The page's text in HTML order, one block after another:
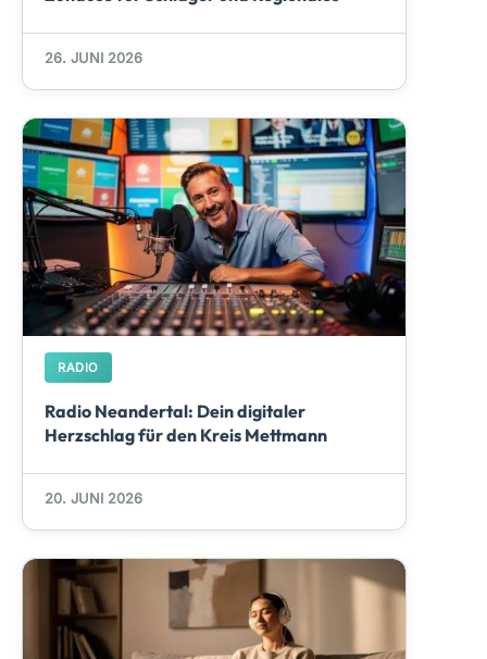
26. JUNI 2026
RADIO
Radio Neandertal: Dein digitaler
Herzschlag für den Kreis Mettmann
20. JUNI 2026